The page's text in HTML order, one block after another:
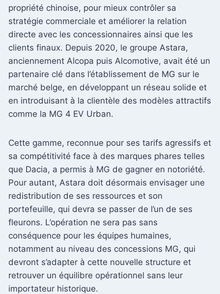
propriété chinoise, pour mieux contrôler sa
stratégie commerciale et améliorer la relation
directe avec les concessionnaires ainsi que les
clients finaux. Depuis 2020, le groupe Astara,
anciennement Alcopa puis Alcomotive, avait été un
partenaire clé dans l’établissement de MG sur le
marché belge, en développant un réseau solide et
en introduisant à la clientèle des modèles attractifs
comme la MG 4 EV Urban.
Cette gamme, reconnue pour ses tarifs agressifs et
sa compétitivité face à des marques phares telles
que Dacia, a permis à MG de gagner en notoriété.
Pour autant, Astara doit désormais envisager une
redistribution de ses ressources et son
portefeuille, qui devra se passer de l’un de ses
fleurons. L’opération ne sera pas sans
conséquence pour les équipes humaines,
notamment au niveau des concessions MG, qui
devront s’adapter à cette nouvelle structure et
retrouver un équilibre opérationnel sans leur
importateur historique.